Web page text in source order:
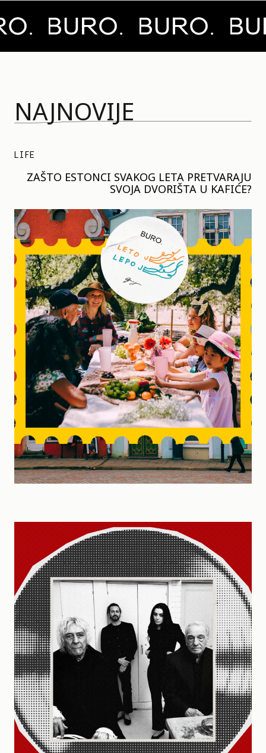
NAJNOVIJE
LIFE
ZAŠTO ESTONCI SVAKOG LETA PRETVARAJU
SVOJA DVORIŠTA U KAFIĆE?